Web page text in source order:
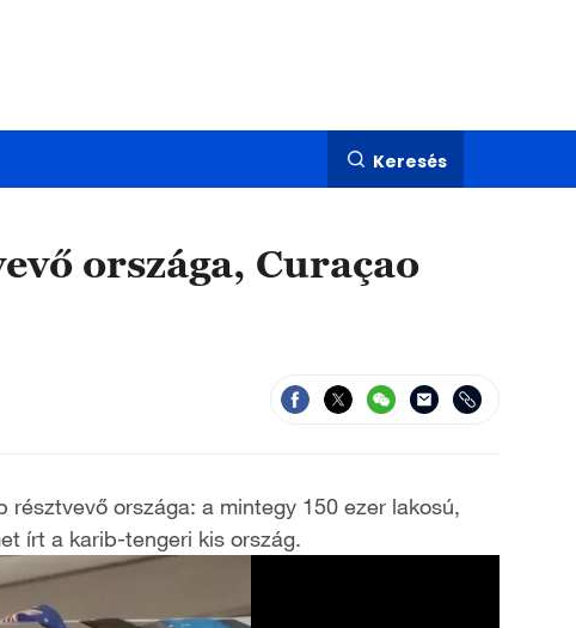
Keresés
országa, Curaçao
országa: a mintegy 150 ezer lakosú,
írt a karib-tengeri kis ország.